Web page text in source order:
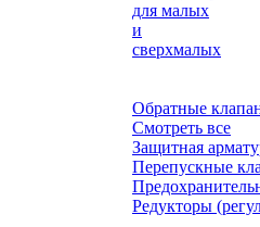
для малых
и
сверхмалых
Обратные
Смотреть все
Защитная
Перепускные
Редукторы